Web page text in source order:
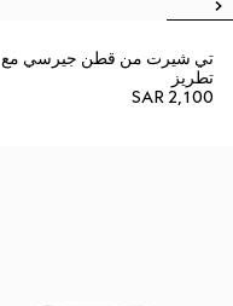
تي شيرت من قطن جيرسي مع
تطريز
SAR 2,100